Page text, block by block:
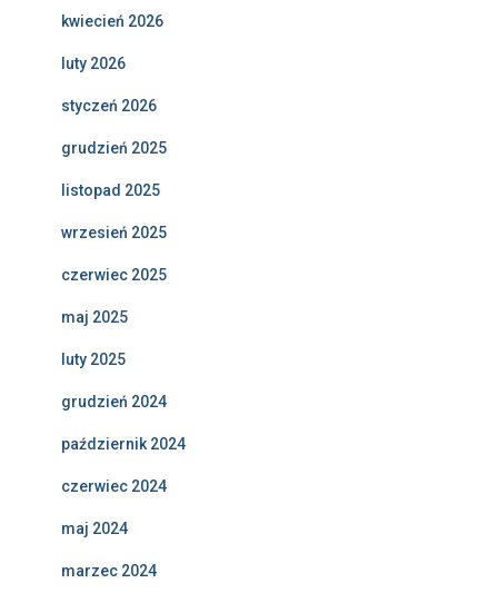
kwiecień 2026
luty 2026
styczeń 2026
grudzień 2025
listopad 2025
wrzesień 2025
czerwiec 2025
maj 2025
luty 2025
grudzień 2024
październik 2024
czerwiec 2024
maj 2024
marzec 2024